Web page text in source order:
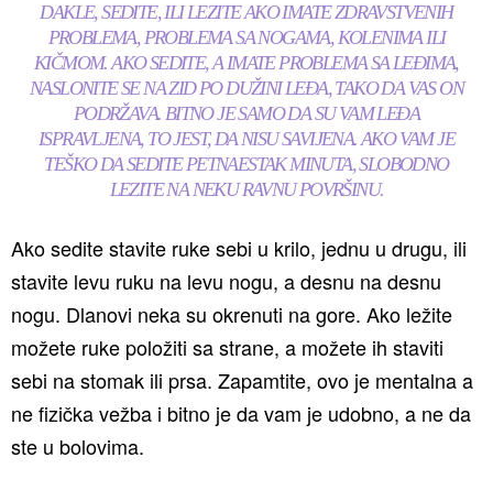
DAKLE, SEDITE, ILI LEZITE AKO IMATE ZDRAVSTVENIH
PROBLEMA, PROBLEMA SA NOGAMA, KOLENIMA ILI
KIČMOM. AKO SEDITE, A IMATE PROBLEMA SA LEĐIMA,
NASLONITE SE NA ZID PO DUŽINI LEĐA, TAKO DA VAS ON
PODRŽAVA. BITNO JE SAMO DA SU VAM LEĐA
ISPRAVLJENA, TO JEST, DA NISU SAVIJENA. AKO VAM JE
TEŠKO DA SEDITE PETNAESTAK MINUTA, SLOBODNO
LEZITE NA NEKU RAVNU POVRŠINU.
Ako sedite stavite ruke sebi u krilo, jednu u drugu, ili
stavite levu ruku na levu nogu, a desnu na desnu
nogu. Dlanovi neka su okrenuti na gore. Ako ležite
možete ruke položiti sa strane, a možete ih staviti
sebi na stomak ili prsa. Zapamtite, ovo je mentalna a
ne fizička vežba i bitno je da vam je udobno, a ne da
ste u bolovima.